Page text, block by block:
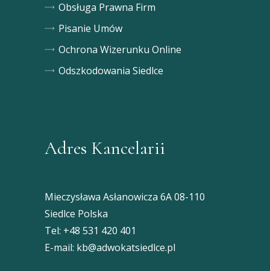
Obsługa Prawna Firm
Pisanie Umów
Ochrona Wizerunku Online
Odszkodowania Siedlce
Adres Kancelarii
Mieczysława Asłanowicza 6A 08-110
Siedlce Polska
Tel: +48 531 420 401
E-mail: kb@adwokatsiedlce.pl